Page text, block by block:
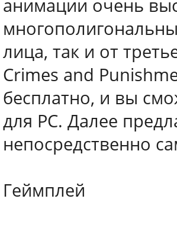
анимации очень
лица, так и от
Crimes and
бесплатно, и вы
для PC. Далее
непосредственно
Геймплей